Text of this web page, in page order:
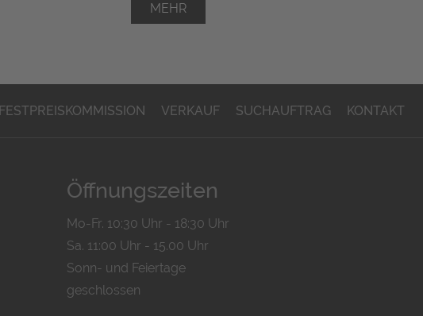
MEHR
FESTPREISKOMMISSION VERKAUF SUCHAUFTRAG KONTAKT
Öffnungszeiten
Mo-Fr. 10:30 Uhr - 18:30 Uhr
Sa. 11:00 Uhr - 15.00 Uhr
Sonn- und Feiertage
geschlossen